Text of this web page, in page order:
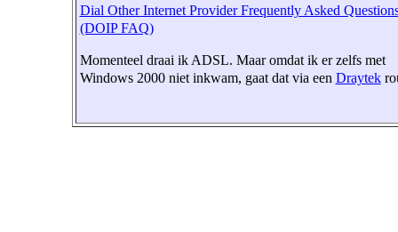
Dial Other Internet Provider Frequently Asked
(DOIP FAQ)
Momenteel draai ik ADSL. Maar omdat ik er zelfs met
Windows 2000 niet inkwam, gaat dat via een Draytek